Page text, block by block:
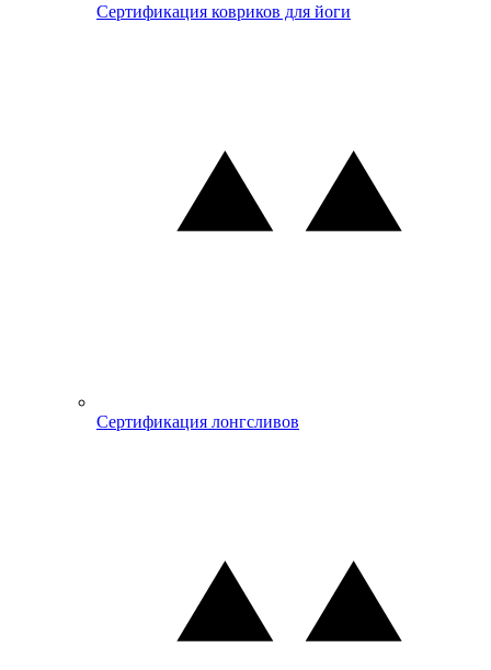
Сертификация ковриков для йоги
Сертификация лонгсливов